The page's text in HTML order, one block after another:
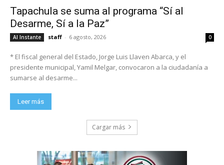
Tapachula se suma al programa “Sí al
Desarme, Sí a la Paz”
Al Instante staff - 6 agosto, 2026 0
* El fiscal general del Estado, Jorge Luis Llaven Abarca, y el
presidente municipal, Yamil Melgar, convocaron a la ciudadanía a
sumarse al desarme...
Leer más
Cargar más